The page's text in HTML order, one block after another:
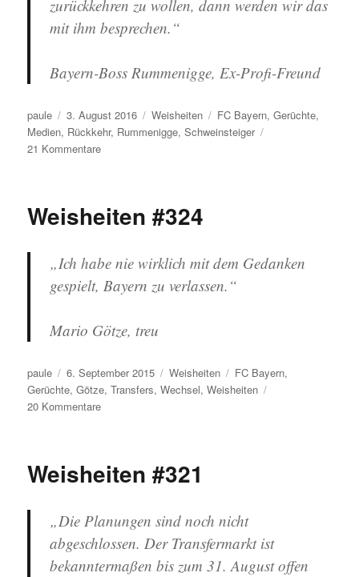
zurückkehren zu wollen, dann werden wir das
mit ihm besprechen.“
Bayern-Boss Rummenigge, Ex-Profi-Freund
Autor
paule
Veröffentlicht
am
3. August 2016 Kategorien
Weisheiten Schlagwörter
FC Bayern,Gerüchte,
Medien, Rückkehr, Rummenigge,Schweinsteiger
21 Kommentarezu
Weisheiten #324
„Ich habe nie wirklich mit dem Gedanken
gespielt, Bayern zu verlassen.“
Mario Götze, treu
Autor
paule
Veröffentlicht
am
6. September 2015 Kategorien
Weisheiten Schlagwörter
FC Bayern,
Gerüchte,Götze,Transfers,Wechsel,Weisheiten
20 Kommentarezu
Weisheiten #321
„Die Planungen sind noch nicht
abgeschlossen. Der Transfermarkt ist
bekanntermaßen bis zum 31. August offen